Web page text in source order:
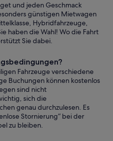
und jeden Geschmack
günstigen Mietwagen
Hybridfahrzeuge,
haben die Wahl! Wo die Fahrt
Sie dabei.
Fahrzeuge verschiedene
Buchungen können kostenlos
sind nicht
sich die
genau durchzulesen. Es
Stornierung“ bei der
zu bleiben.